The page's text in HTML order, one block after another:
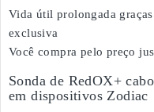
Vida útil prolongada
exclusiva
Você compra pelo preço
Sonda de RedOX+
em dispositivos Zodiac